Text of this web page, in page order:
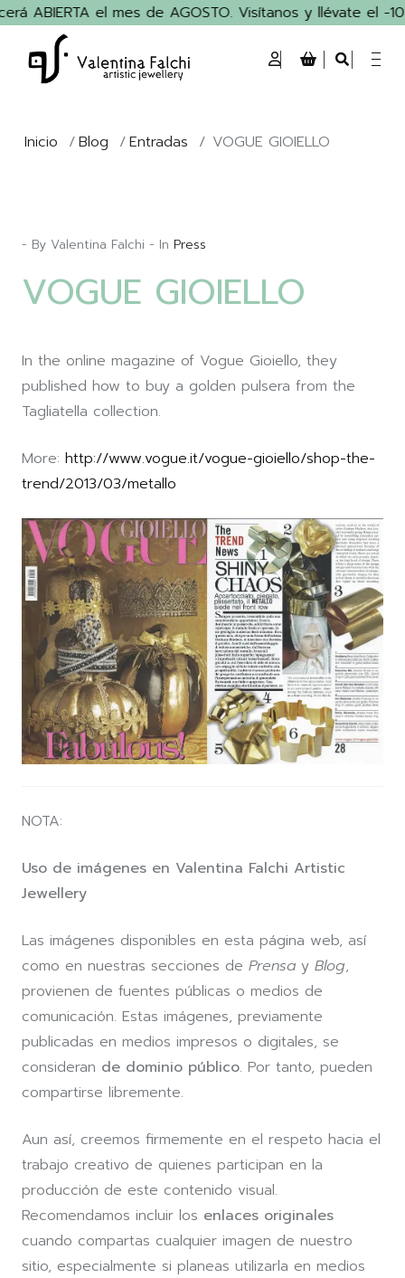
ABIERTA el mes de AGOSTO. Visítanos y llévate el
Inicio /Blog /Entradas / VOGUE GIOIELLO
- By Valentina Falchi - In Press
VOGUE GIOIELLO
In the online magazine of Vogue Gioiello, they
published how to buy a golden pulsera from the
Tagliatella collection.
More: http://www.vogue.it/vogue-gioiello/shop-the-
trend/2013/03/metallo
NOTA:
Uso de imágenes en Valentina Falchi Artistic
Jewellery
Las imágenes disponibles en esta página web, así
como en nuestras secciones de Prensa y Blog,
provienen de fuentes públicas o medios de
comunicación. Estas imágenes, previamente
publicadas en medios impresos o digitales, se
consideran de dominio público. Por tanto, pueden
compartirse libremente.
Aun así, creemos firmemente en el respeto hacia el
trabajo creativo de quienes participan en la
producción de este contenido visual.
Recomendamos incluir los enlaces originales
cuando compartas cualquier imagen de nuestro
sitio, especialmente si planeas utilizarla en medios